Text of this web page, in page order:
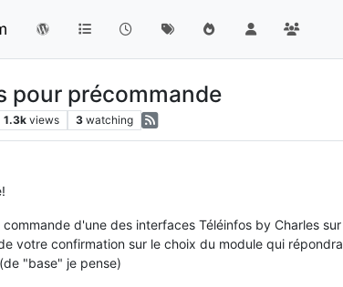
pour précommande
1.3k views 3 watching
d'une des interfaces Téléinfos by Charles
votre confirmation sur le choix du module qui
"base" je pense)